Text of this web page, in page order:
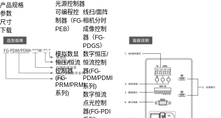
光源控制器
可编程控
制器（FG-
PEB）
线扫/面阵
相机分时
成像控制
器（FG-
PDGS）
模拟数显
恒压/恒流
控制器
(FG-
PRM/PRMI
系列)
数字恒压/
恒流控制
器(FG-
PDM/PDMI
系列)
数字恒流
点光控制
器(FG-PDI
产品规格
参数
尺寸
下载